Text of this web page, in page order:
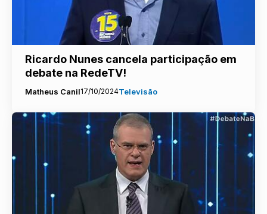
Ricardo Nunes cancela participação em
debate na RedeTV!
Matheus Canil17/10/2024Televisão